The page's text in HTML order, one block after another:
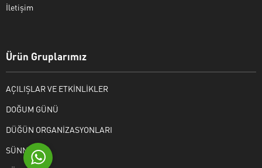
İletişim
Ürün Gruplarımız
AÇILIŞLAR VE ETKİNLİKLER
DOĞUM GÜNÜ
DÜĞÜN ORGANİZASYONLARI
SÜNNET